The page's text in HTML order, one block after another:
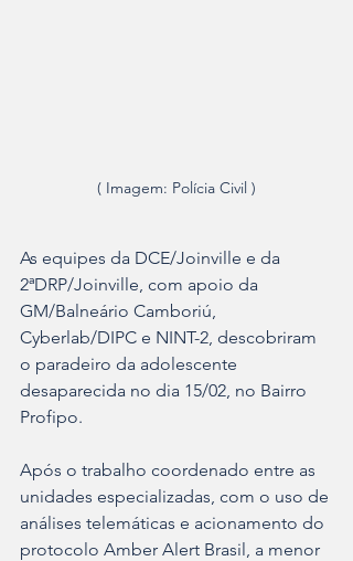
( Imagem: Polícia Civil )
As equipes da DCE/Joinville e da
2ªDRP/Joinville, com apoio da
GM/Balneário Camboriú,
Cyberlab/DIPC e NINT-2, descobriram
o paradeiro da adolescente
desaparecida no dia 15/02, no Bairro
Profipo.
Após o trabalho coordenado entre as
unidades especializadas, com o uso de
análises telemáticas e acionamento do
protocolo Amber Alert Brasil, a menor